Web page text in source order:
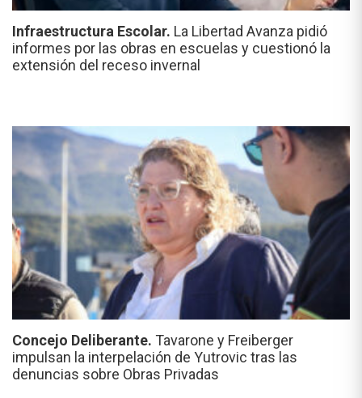
Infraestructura Escolar. La Libertad Avanza pidió
informes por las obras en escuelas y cuestionó la
extensión del receso invernal
Concejo Deliberante. Tavarone y Freiberger
impulsan la interpelación de Yutrovic tras las
denuncias sobre Obras Privadas